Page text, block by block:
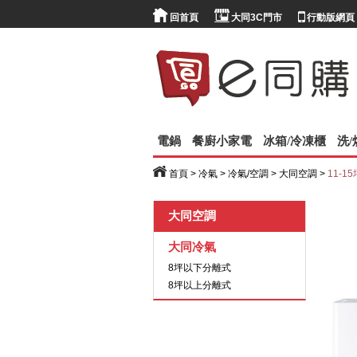
回首頁 大同3C門市 行動版網頁
電鍋 餐廚小家電 冰箱/冷凍櫃 洗/
首頁 > 冷氣 > 冷氣/空調 > 大同空調 > 11-15
大同空調
大同冷氣
8坪以下分離式
8坪以上分離式